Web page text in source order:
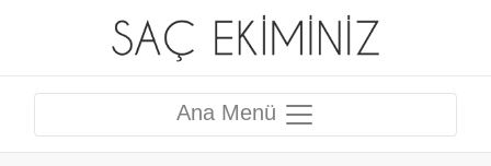
Ana Menü